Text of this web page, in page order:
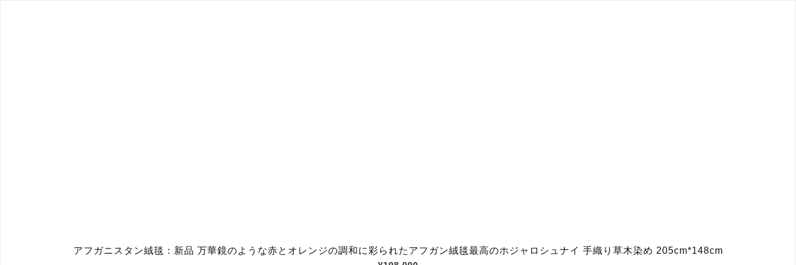
アフガニスタン絨毯：新品 万華鏡のような赤とオレンジの調和に彩られたアフガン絨毯最高のホジャロシュナイ 手織り草木染め 205cm*148cm